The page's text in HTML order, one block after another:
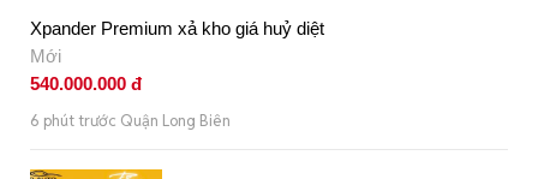
Xpander Premium xả kho giá huỷ diệt
Mới
540.000.000 đ
6 phút trước Quận Long Biên